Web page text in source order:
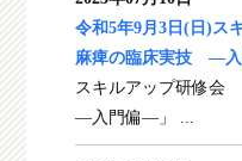
令和5年9月3日(日)ス
麻痺の臨床実技 ―入
スキルアップ研修会
―入門偏―」 ...